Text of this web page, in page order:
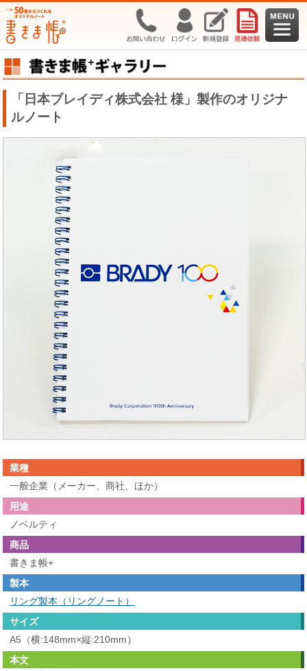
「日本ブレイディ株式会社 様」製作のオリジナ
ルノート
業種
一般企業（メーカー、商社、ほか）
用途
ノベルティ
商品
書きま帳+
製本
リング製本（リングノート）
サイズ
A5（横:148mm×縦:210mm）
本文